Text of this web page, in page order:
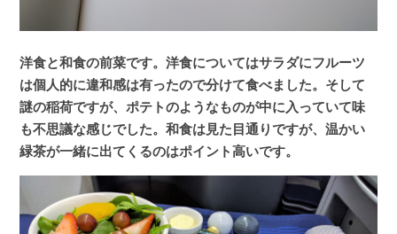
洋食と和食の前菜です。洋食についてはサラダにフルーツ
は個人的に違和感は有ったので分けて食べました。そして
謎の稲荷ですが、ポテトのようなものが中に入っていて味
も不思議な感じでした。和食は見た目通りですが、温かい
緑茶が一緒に出てくるのはポイント高いです。